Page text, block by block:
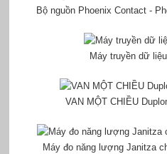
Bộ nguồn Phoenix Contact -
Máy truyền dữ
VAN MỘT CHIỀU
Máy đo năng lượng Janitza